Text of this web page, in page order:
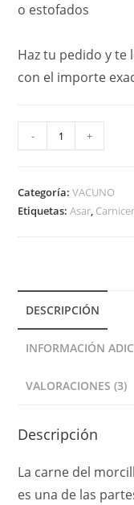
es de
o estofados
Haz tu pedido y
con el importe
- +
e
:
Categoría:VACUNO
Etiquetas:Asar,
DESCRIPCIÓN
INFORMACIÓN
VALORACIONES (3)
Descripción
La carne del
es una de las